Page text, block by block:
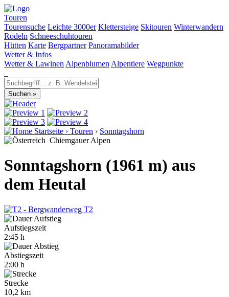
Touren
Tourensuche Leichte 3000er Klettersteige Skitouren Winterwandern
Rodeln Schneeschuhtouren
Hütten Karte Bergpartner Panoramabilder
Wetter & Infos
Wetter & Lawinen Alpenblumen Alpentiere Wegpunkte
Startseite › Touren › Sonntagshorn
Chiemgauer Alpen
Sonntagshorn (1961 m) aus
dem Heutal
T2
Aufstiegszeit
2:45 h
Abstiegszeit
2:00 h
Strecke
10,2 km